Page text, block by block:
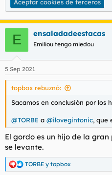
Aceptar cookies de terceros
E ensaladadeestacas
Emiliou tengo miedou
5 Sep 2021
topbox rebuznó:
Sacamos en conclusión por los
@TORBE a @ilovegintonic, que
El gordo es un hijo de la
se levante.
R
TORBE y topbox